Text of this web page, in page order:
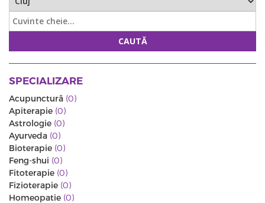
CAUTĂ
SPECIALIZARE
Acupunctură (0)
Apiterapie (0)
Astrologie (0)
Ayurveda (0)
Bioterapie (0)
Feng-shui (0)
Fitoterapie (0)
Fizioterapie (0)
Homeopatie (0)